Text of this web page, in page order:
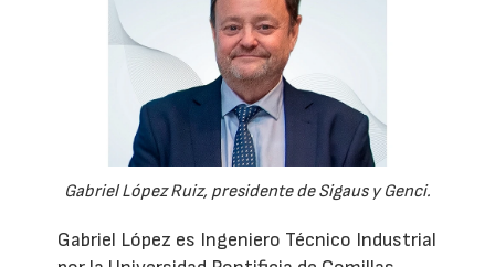
Gabriel López Ruiz, presidente de Sigaus y Genci.
Gabriel López es Ingeniero Técnico Industrial